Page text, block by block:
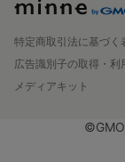
特定商取引法に基づく
広告識別子の取得・利
メディアキット